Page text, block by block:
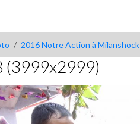
2016 Notre Action à Milanshock
(3999x2999)